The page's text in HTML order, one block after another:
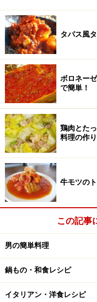
タパス風
ボロネー
で簡単！
鶏肉とた
料理の作
牛モツの
この記事
男の簡単料理
鍋もの・和食レシピ
イタリアン・洋食レシピ